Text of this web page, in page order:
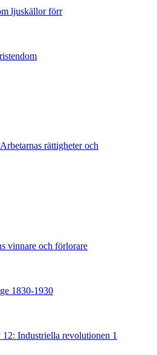
ljuskällor förr
rättigheter och
vinnare och förlorare
1830-1930
Industriella revolutionen 1